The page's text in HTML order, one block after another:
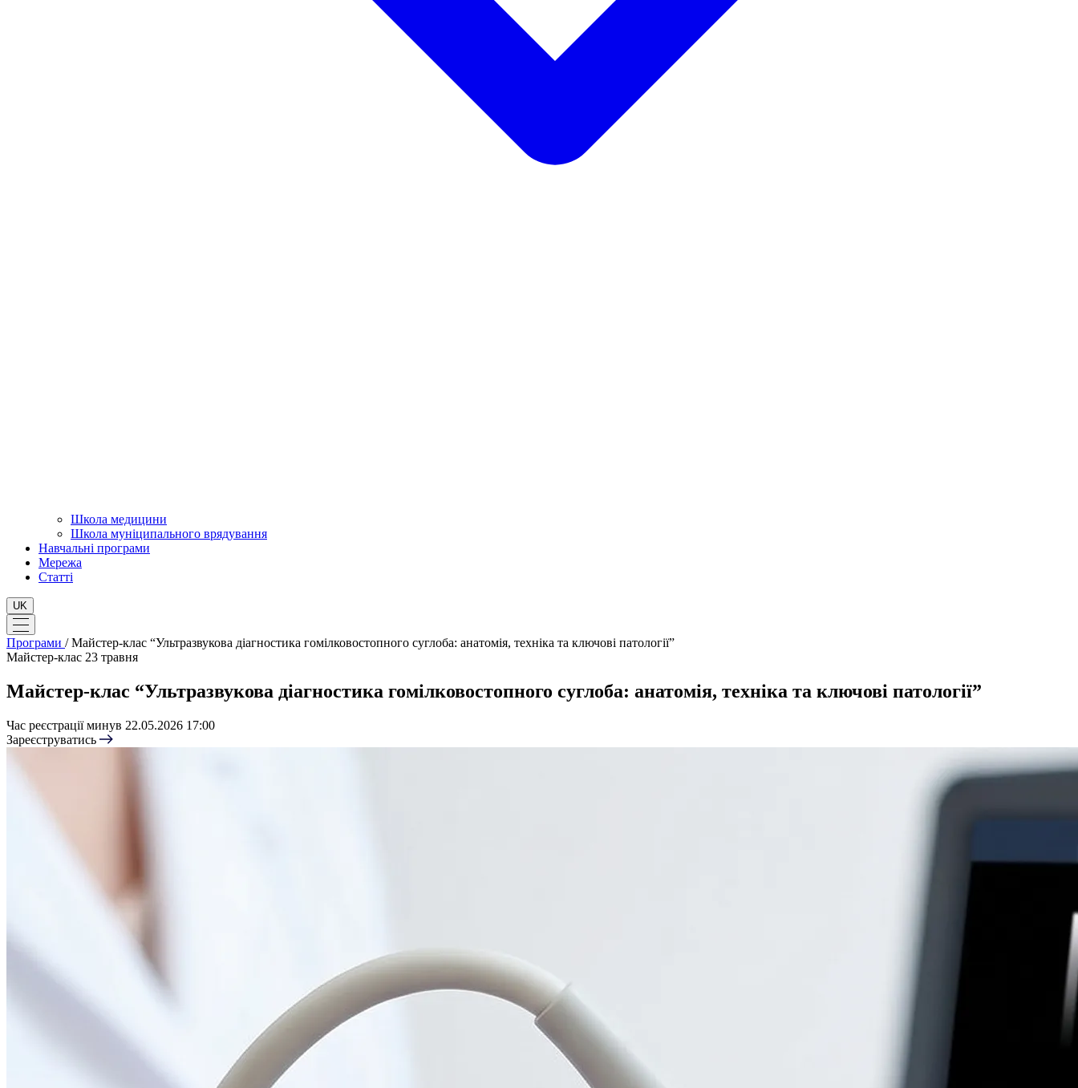
Школа медицини
Школа муніципального врядування
Навчальні програми
Мережа
Статті
UK
Програми / Майстер-клас “Ультразвукова діагностика гомілковостопного суглоба: анатомія, техніка та ключові патології”
Майстер-клас 23 травня
Майстер-клас “Ультразвукова діагностика гомілковостопного суглоба: анатомія, техніка та ключові патології”
Час реєстрації минув 22.05.2026 17:00
Зареєструватись